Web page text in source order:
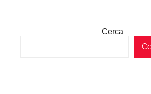
Cerca